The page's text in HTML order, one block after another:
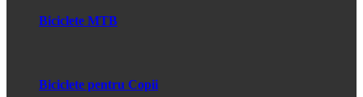
Biciclete MTB
Biciclete pentru Copii